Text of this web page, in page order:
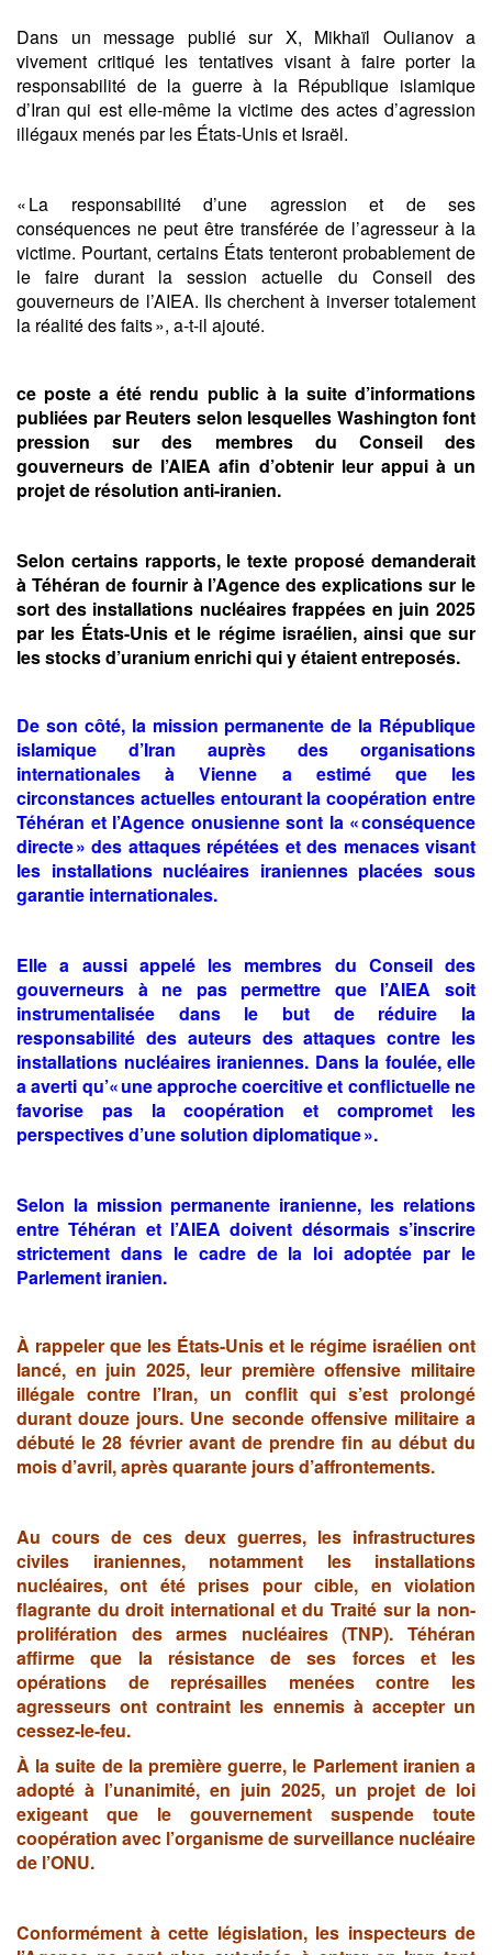
Dans un message publié sur X, Mikhaïl Oulianov a
vivement critiqué les tentatives visant à faire porter la
responsabilité de la guerre à la République islamique
d’Iran qui est elle-même la victime des actes d’agression
illégaux menés par les États-Unis et Israël.
« La responsabilité d’une agression et de ses
conséquences ne peut être transférée de l’agresseur à la
victime. Pourtant, certains États tenteront probablement de
le faire durant la session actuelle du Conseil des
gouverneurs de l’AIEA. Ils cherchent à inverser totalement
la réalité des faits », a-t-il ajouté.
ce poste a été rendu public à la suite d’informations
publiées par Reuters selon lesquelles Washington font
pression sur des membres du Conseil des
gouverneurs de l’AIEA afin d’obtenir leur appui à un
projet de résolution anti-iranien.
Selon certains rapports, le texte proposé demanderait
à Téhéran de fournir à l’Agence des explications sur le
sort des installations nucléaires frappées en juin 2025
par les États-Unis et le régime israélien, ainsi que sur
les stocks d’uranium enrichi qui y étaient entreposés.
De son côté, la mission permanente de la République
islamique d’Iran auprès des organisations
internationales à Vienne a estimé que les
circonstances actuelles entourant la coopération entre
Téhéran et l’Agence onusienne sont la « conséquence
directe » des attaques répétées et des menaces visant
les installations nucléaires iraniennes placées sous
garantie internationales.
Elle a aussi appelé les membres du Conseil des
gouverneurs à ne pas permettre que l’AIEA soit
instrumentalisée dans le but de réduire la
responsabilité des auteurs des attaques contre les
installations nucléaires iraniennes. Dans la foulée, elle
a averti qu’« une approche coercitive et conflictuelle ne
favorise pas la coopération et compromet les
perspectives d’une solution diplomatique ».
Selon la mission permanente iranienne, les relations
entre Téhéran et l’AIEA doivent désormais s’inscrire
strictement dans le cadre de la loi adoptée par le
Parlement iranien.
À rappeler que les États-Unis et le régime israélien ont
lancé, en juin 2025, leur première offensive militaire
illégale contre l’Iran, un conflit qui s’est prolongé
durant douze jours. Une seconde offensive militaire a
débuté le 28 février avant de prendre fin au début du
mois d’avril, après quarante jours d’affrontements.
Au cours de ces deux guerres, les infrastructures
civiles iraniennes, notamment les installations
nucléaires, ont été prises pour cible, en violation
flagrante du droit international et du Traité sur la non-
prolifération des armes nucléaires (TNP). Téhéran
affirme que la résistance de ses forces et les
opérations de représailles menées contre les
agresseurs ont contraint les ennemis à accepter un
cessez-le-feu.
À la suite de la première guerre, le Parlement iranien a
adopté à l’unanimité, en juin 2025, un projet de loi
exigeant que le gouvernement suspende toute
coopération avec l’organisme de surveillance nucléaire
de l’ONU.
Conformément à cette législation, les inspecteurs de